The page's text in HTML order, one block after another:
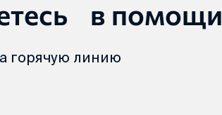
в помощи
горячую линию